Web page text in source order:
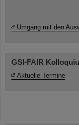
Umgang mit den
GSI-FAIR
Aktuelle Termine